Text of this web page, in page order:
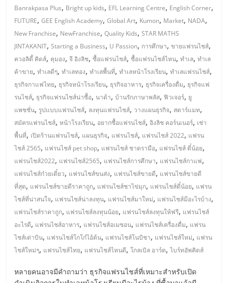
บริการ
พัฒนา
ระบบ
แฟ
รน
ไชส์"
Banrakpasa Plus, Bright up kids, EFL Learning Centre, English Corner,
FUTURE,GEE English Academy,Global Art, Kumon, Market, NADA,
New Franchise, NewFranchise,Quality Kids,STAR MATHS
JINTAKANIT,Starting a Business, U Passion, การศึกษา,ขายแฟรนไชส์,
ควอลิตี้ คิดส์, คุมอง,จี อิงลิช,ซื้อแฟรนไชส์,ซื้อแฟรนไชส์ไหน,ทำเล,ทำเล
ค้าขาย,ทำเลดีๆ,ทำเลทอง,ทำเลพื้นที่,ทำเลหน้าโรงเรียน,ทำเลแฟรนไชส์,
ธุรกิจกาแฟไทย, ธุรกิจหน้าโรงเรียน, ธุรกิจอาหาร, ธุรกิจเครื่องดื่ม, ธุรกิจแฟ
รนไชส์, ธุรกิจแฟรนไชส์น่าซื้อ,นาด้า,บ้านรักภาษาพลัส,ฟิวเจอร์, ยู
แพชชั่น, รูปแบบแฟรนไชส์, ลงทุนแฟรนไชส์, วางแผนธุรกิจ, สตาร์แมท,
สมัครแฟรนไชส์,หน้าโรงเรียน, อยากซื้อแฟรนไชส์,อิงลิช คอร์นเนอร์, เช่า
พื้นที่, เปิดร้านแฟรนไชส์, แผนธุรกิจ, แฟรนไชส์, แฟรนไชส์ 2022, แฟรน
ไชส์ 2565, แฟรนไชส์ pet shop, แฟรนไชส์ ชาตรามือ, แฟรนไชส์ ตี๋น้อย,
แฟรนไชส์2022, แฟรนไชส์2565, แฟรนไชส์การศึกษา, แฟรนไชส์กาแฟ,
แฟรนไชส์ก๋วยเตี๋ยว, แฟรนไชส์ขนส่ง, แฟรนไชส์ขายดี, แฟรนไชส์ขายดี
ที่สุด, แฟรนไชส์ขายดีราคาถูก, แฟรนไชส์ชาไข่มุก, แฟรนไชส์ตี๋น้อย, แฟรน
ไชส์ที่น่าสนใจ, แฟรนไชส์น่าลงทุน, แฟรนไชส์มาใหม่, แฟรนไชส์มีอะไรบ้าง,
แฟรนไชส์ราคาถูก, แฟรนไชส์ลงทุนน้อย, แฟรนไชส์ลงทุนให้ฟรี, แฟรนไชส์
อะไรดี, แฟรนไชส์อาหาร, แฟรนไชส์อเมซอน, แฟรนไชส์เครื่องดื่ม, แฟรน
ไชส์เต่าบิน, แฟรนไชส์โกโก๋ไอ้ต้น, แฟรนไชส์โนบิชา, แฟรนไชส์ใหม่, แฟรน
ไชส์ใหม่ๆ, แฟรนไชส์ไทย, แฟรนไชส์ไหนดี,โกลเบิล อาร์ต,ไบร์ทอัพคิดส์
หลายคนอาจมีคำถามว่า ธุรกิจแฟรนไชส์ที่เหมาะสำหรับเปิด